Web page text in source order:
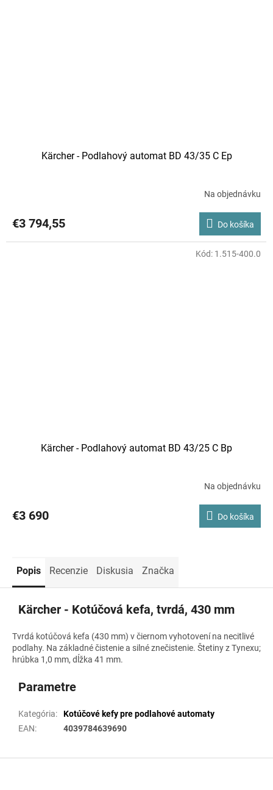
Kärcher - Podlahový automat BD 43/35 C Ep
Na objednávku
€3 794,55 Do košíka
Kärcher - Podlahový automat BD 43/25 C Bp
Na objednávku
€3 690 Do košíka
Kód: 1.515-400.0
Popis Recenzie Diskusia Značka
Kärcher - Kotúčová kefa, tvrdá, 430 mm
Tvrdá kotúčová kefa (430 mm) v čiernom vyhotovení na necitlivé
podlahy. Na základné čistenie a silné znečistenie. Štetiny z Tynexu;
hrúbka 1,0 mm, dĺžka 41 mm.
Parametre
Kategória:
Kotúčové kefy pre podlahové automaty
EAN: 4039784639690